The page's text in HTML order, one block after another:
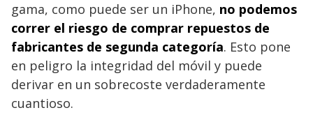
gama, como puede ser un iPhone, no podemos
correr el riesgo de comprar repuestos de
fabricantes de segunda categoría. Esto pone
en peligro la integridad del móvil y puede
derivar en un sobrecoste verdaderamente
cuantioso.